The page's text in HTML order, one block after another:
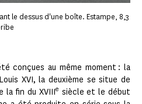
le dessus d'une boîte. Estampe, 8,3
conçues au même moment : la
XVI, la deuxième se situe de
la fin du XVIIIe siècle et le début